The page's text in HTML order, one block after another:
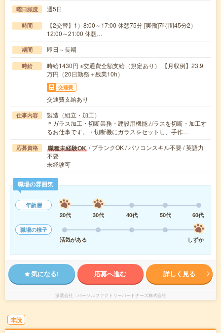
曜日頻度 週5日
時間
【2交替】1）8:00～17:00 休憩75分 [実働]7時間45分2）
12:00～21:00 休憩…
期間 即日～長期
時給
時給1430円 ※交通費全額支給（規定あり） 【月収例】23.9
万円（20日勤務＋残業10h）
交通費
交通費支給あり
仕事内容
製造（組立・加工）
＊ガラス加工・切断業務・建設用機能ガラスを切断・加工す
るお仕事です。・切断機にガラスをセットし、手作…
応募資格 職種未経験OK / ブランクOK / パソコンスキル不要 / 英語力
不要
未経験可
職場の雰囲気
年齢層
20代
30代 40代 50代
60代
職場の様子
活気がある
しずか
気になる! 応募へ進む 詳しく見る
派遣会社 パーソルファクトリーパートナーズ株式会社
未読